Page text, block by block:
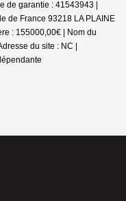
de garantie : 41543943 |
de France 93218 LA PLAINE
: 155000,00€ | Nom du
du site : NC |